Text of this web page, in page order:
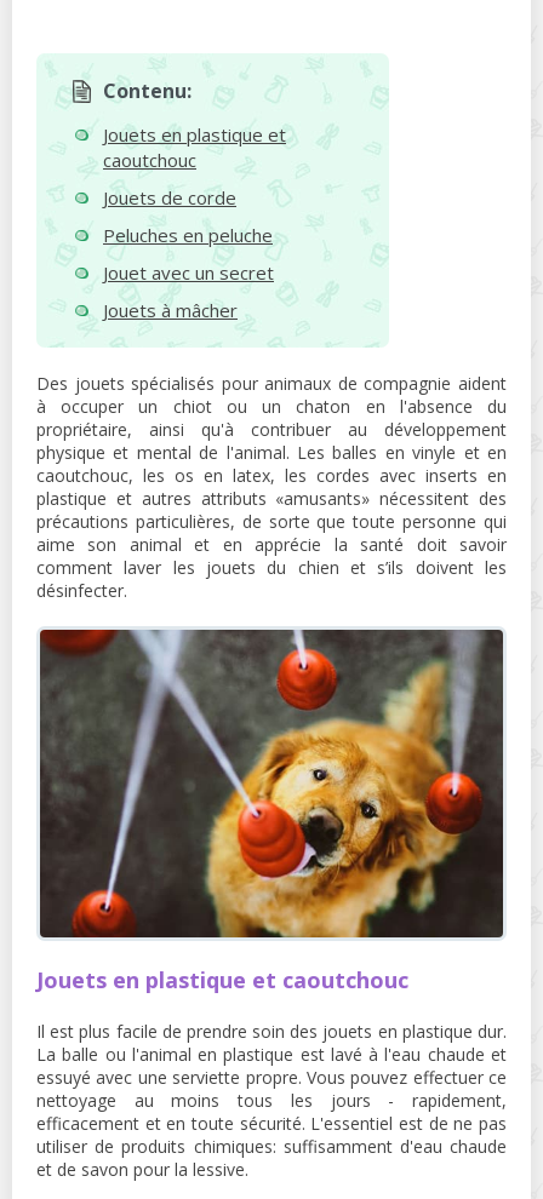
Contenu:
Jouets en plastique et
caoutchouc
Jouets de corde
Peluches en peluche
Jouet avec un secret
Jouets à mâcher
Des jouets spécialisés pour animaux de compagnie aident
à occuper un chiot ou un chaton en l'absence du
propriétaire, ainsi qu'à contribuer au développement
physique et mental de l'animal. Les balles en vinyle et en
caoutchouc, les os en latex, les cordes avec inserts en
plastique et autres attributs «amusants» nécessitent des
précautions particulières, de sorte que toute personne qui
aime son animal et en apprécie la santé doit savoir
comment laver les jouets du chien et s’ils doivent les
désinfecter.
Jouets en plastique et caoutchouc
Il est plus facile de prendre soin des jouets en plastique dur.
La balle ou l'animal en plastique est lavé à l'eau chaude et
essuyé avec une serviette propre. Vous pouvez effectuer ce
nettoyage au moins tous les jours - rapidement,
efficacement et en toute sécurité. L'essentiel est de ne pas
utiliser de produits chimiques: suffisamment d'eau chaude
et de savon pour la lessive.